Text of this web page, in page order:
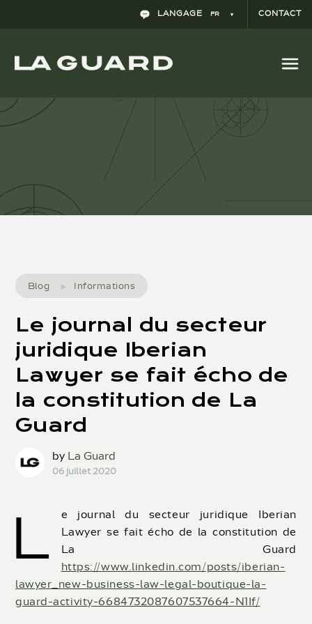
LANGAGE FR CONTACT
Le journal du secteur juridique Iberian
Blog Informations
Le journal du secteur
juridique Iberian
Lawyer se fait écho de
la constitution de La
Guard
by La Guard
06 juillet 2020
L
e journal du secteur juridique Iberian
Lawyer se fait écho de la constitution de
La Guard
https://www.linkedin.com/posts/iberian-
lawyer_new-business-law-legal-boutique-la-
guard-activity-6684732087607537664-N1If/